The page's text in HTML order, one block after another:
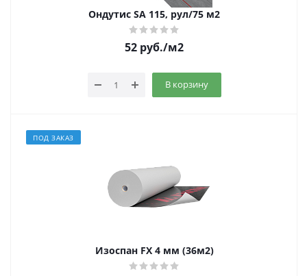
Ондутис SA 115, рул/75 м2
52 руб./м2
В корзину
ПОД ЗАКАЗ
Изоспан FX 4 мм (36м2)